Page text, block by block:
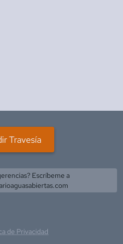
Travesía
Escríbeme a
de Privacidad